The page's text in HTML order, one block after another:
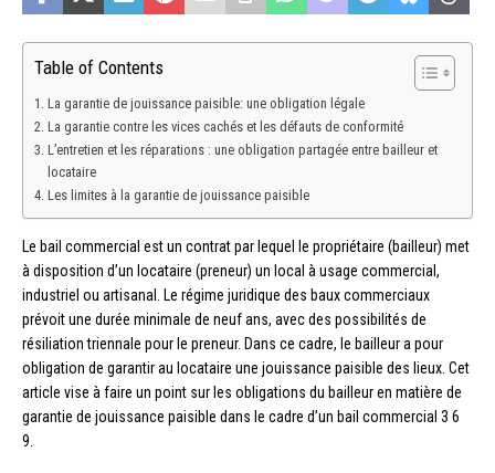
Table of Contents
La garantie de jouissance paisible: une obligation légale
La garantie contre les vices cachés et les défauts de conformité
L’entretien et les réparations : une obligation partagée entre bailleur et
locataire
Les limites à la garantie de jouissance paisible
Le bail commercial est un contrat par lequel le propriétaire (bailleur) met
à disposition d’un locataire (preneur) un local à usage commercial,
industriel ou artisanal. Le régime juridique des baux commerciaux
prévoit une durée minimale de neuf ans, avec des possibilités de
résiliation triennale pour le preneur. Dans ce cadre, le bailleur a pour
obligation de garantir au locataire une jouissance paisible des lieux. Cet
article vise à faire un point sur les obligations du bailleur en matière de
garantie de jouissance paisible dans le cadre d’un bail commercial 3 6
9.